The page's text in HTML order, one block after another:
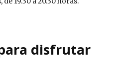
disfrutar